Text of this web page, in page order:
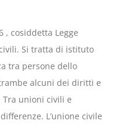
, cosiddetta Legge
Si tratta di istituto
tra persone dello
alcuni dei diritti e
unioni civili e
L’unione civile